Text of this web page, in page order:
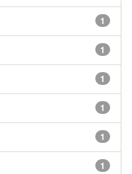
1
1
1
1
1
1